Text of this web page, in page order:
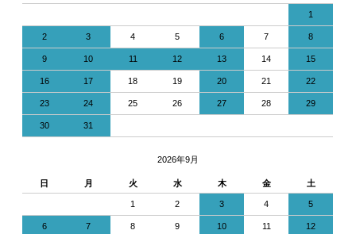
1
2 3 4 5 6 7 8
9 10 11 12 13 14 15
16 17 18 19 20 21 22
23 24 25 26 27 28 29
30 31
2026年9月
日 月 火 水 木 金 土
1 2 3 4 5
6 7 8 9 10 11 12